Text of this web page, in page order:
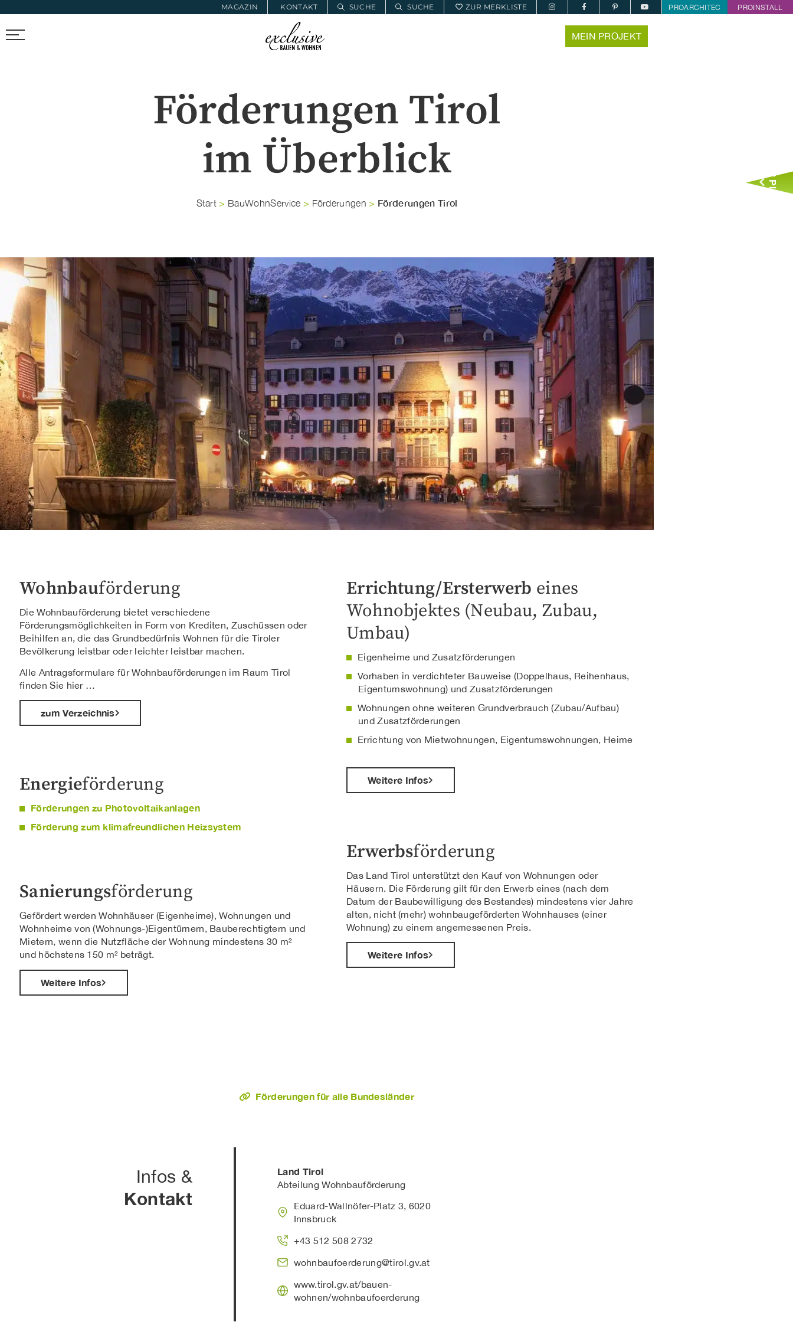
MAGAZIN KONTAKT SUCHE SUCHE ZUR MERKLISTE PROARCHITEC PROINSTALL
FIRMEN FINDEN BAUWOHNSERVICE
MEIN PROJEKT
Förderungen Tirol
im Überblick
Start > BauWohnService > Förderungen > Förderungen Tirol
Wohnbauförderung
Die Wohnbauförderung bietet verschiedene
Förderungsmöglichkeiten in Form von Krediten, Zuschüssen oder
Beihilfen an, die das Grundbedürfnis Wohnen für die Tiroler
Bevölkerung leistbar oder leichter leistbar machen.
Alle Antragsformulare für Wohnbauförderungen im Raum Tirol
finden Sie hier …
zum Verzeichnis
Energieförderung
Förderungen zu Photovoltaikanlagen
Förderung zum klimafreundlichen Heizsystem
Sanierungsförderung
Gefördert werden Wohnhäuser (Eigenheime), Wohnungen und
Wohnheime von (Wohnungs-)Eigentümern, Bauberechtigtern und
Mietern, wenn die Nutzfläche der Wohnung mindestens 30 m²
und höchstens 150 m² beträgt.
Weitere Infos
Errichtung/Ersterwerb eines
Wohnobjektes (Neubau, Zubau,
Umbau)
Eigenheime und Zusatzförderungen
Vorhaben in verdichteter Bauweise (Doppelhaus, Reihenhaus,
Eigentumswohnung) und Zusatzförderungen
Wohnungen ohne weiteren Grundverbrauch (Zubau/Aufbau)
und Zusatzförderungen
Errichtung von Mietwohnungen, Eigentumswohnungen, Heime
Weitere Infos
Erwerbsförderung
Das Land Tirol unterstützt den Kauf von Wohnungen oder
Häusern. Die Förderung gilt für den Erwerb eines (nach dem
Datum der Baubewilligung des Bestandes) mindestens vier Jahre
alten, nicht (mehr) wohnbaugeförderten Wohnhauses (einer
Wohnung) zu einem angemessenen Preis.
Weitere Infos
Förderungen für alle Bundesländer
Infos &
Kontakt
Land Tirol
Abteilung Wohnbauförderung
Eduard-Wallnöfer-Platz 3, 6020
Innsbruck
+43 512 508 2732
wohnbaufoerderung@tirol.gv.at
www.tirol.gv.at/bauen-
wohnen/wohnbaufoerderung
Jetzt Planen